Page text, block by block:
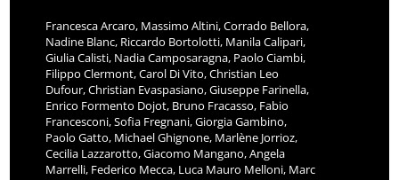
Francesca Arcaro, Massimo Altini, Corrado Bellora,
Nadine Blanc, Riccardo Bortolotti, Manila Calipari,
Giulia Calisti, Nadia Camposaragna, Paolo Ciambi,
Filippo Clermont, Carol Di Vito, Christian Leo
Dufour, Christian Evaspasiano, Giuseppe Farinella,
Enrico Formento Dojot, Bruno Fracasso, Fabio
Francesconi, Sofia Fregnani, Giorgia Gambino,
Paolo Gatto, Michael Ghignone, Marlène Jorrioz,
Cecilia Lazzarotto, Giacomo Mangano, Angela
Marrelli, Federico Mecca, Luca Mauro Melloni, Marc